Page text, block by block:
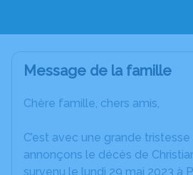
Message de la famille
Chère famille, chers amis,
C’est avec une grande
annonçons le décès de
survenu le lundi 29 mai 2023 à